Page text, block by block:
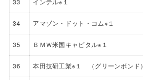
33 インテル※１
34 アマゾン・ドット・コム※１
35 ＢＭＷ米国キャピタル※１
36 本田技研工業※１ （グリーンボンド）